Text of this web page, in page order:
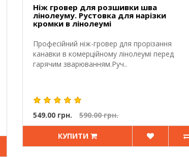
Ніж гровер для розшивки шва
лінолеуму. Рустовка для нарізки
кромки в лінолеумі
Професійний ніж-гровер для прорізання
канавки в комерційному лінолеумі перед
гарячим зварюванням.Руч..
549.00 грн. 590.00 грн.
КУПИТИ